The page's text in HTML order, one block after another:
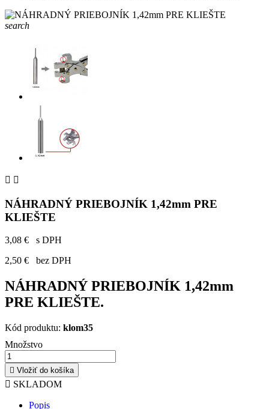
search
 
NÁHRADNÝ PRIEBOJNÍK 1,42mm PRE
KLIEŠTE
3,08 €
s DPH
2,50 €
bez DPH
NÁHRADNÝ PRIEBOJNÍK 1,42mm
PRE KLIEŠTE.
Kód produktu: klom35
Množstvo
 Vložiť do košíka
 SKLADOM
Popis